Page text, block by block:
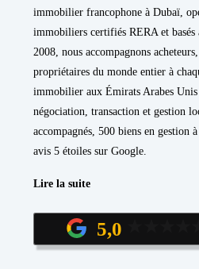
immobilier francophone à Dubaï,
immobiliers certifiés RERA et basés
2008, nous accompagnons
propriétaires du monde entier à
immobilier aux Émirats Arabes
négociation, transaction et gestion
accompagnés, 500 biens en gestion
avis 5 étoiles sur Google.
Lire la suite
5,0